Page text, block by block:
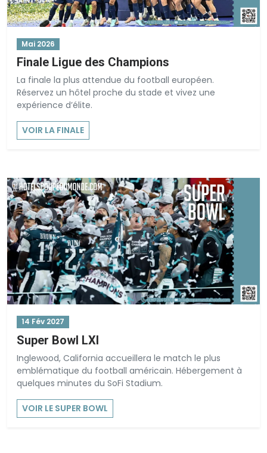
Mai 2026
Finale Ligue des Champions
La finale la plus attendue du football européen.
Réservez un hôtel proche du stade et vivez une
expérience d’élite.
VOIR LA FINALE
14 Fév 2027
Super Bowl LXI
Inglewood, California accueillera le match le plus
emblématique du football américain. Hébergement à
quelques minutes du SoFi Stadium.
VOIR LE SUPER BOWL